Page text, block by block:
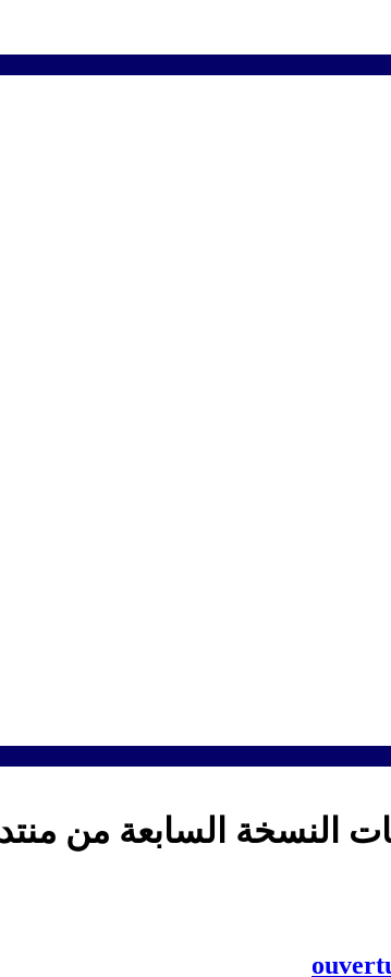
النسخة السابعة من